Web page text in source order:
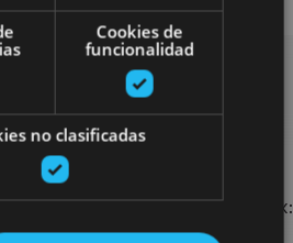
gehiago
osatzeko planak eta iradokizunak:
bisitak eta agendaren ekitaldi
Cookies de
funcionalidad
no clasificadas